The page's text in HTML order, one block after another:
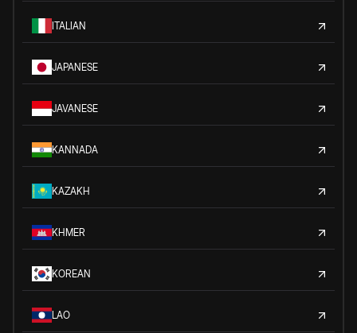
ITALIAN
JAPANESE
JAVANESE
KANNADA
KAZAKH
KHMER
KOREAN
LAO